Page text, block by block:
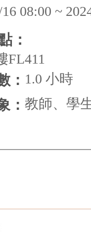
08:00 ~
：
FL411
： 1.0 小時
： 教師、學